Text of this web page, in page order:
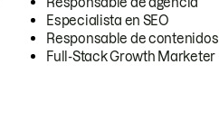
Especialista en SEO
Responsable de contenidos
Full-Stack Growth Marketer